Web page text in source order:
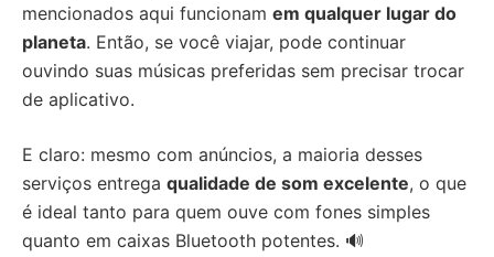
mencionados aqui funcionam em qualquer lugar do
planeta. Então, se você viajar, pode continuar
ouvindo suas músicas preferidas sem precisar trocar
de aplicativo.
E claro: mesmo com anúncios, a maioria desses
serviços entrega qualidade de som excelente, o que
é ideal tanto para quem ouve com fones simples
quanto em caixas Bluetooth potentes. 🔊